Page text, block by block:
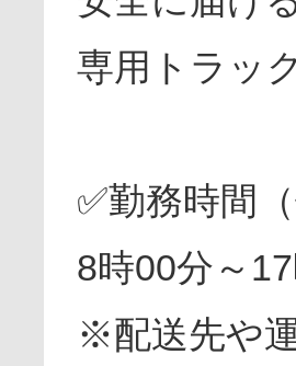
専用トラッ
✅勤務時間（
8時00分～
※配送先や